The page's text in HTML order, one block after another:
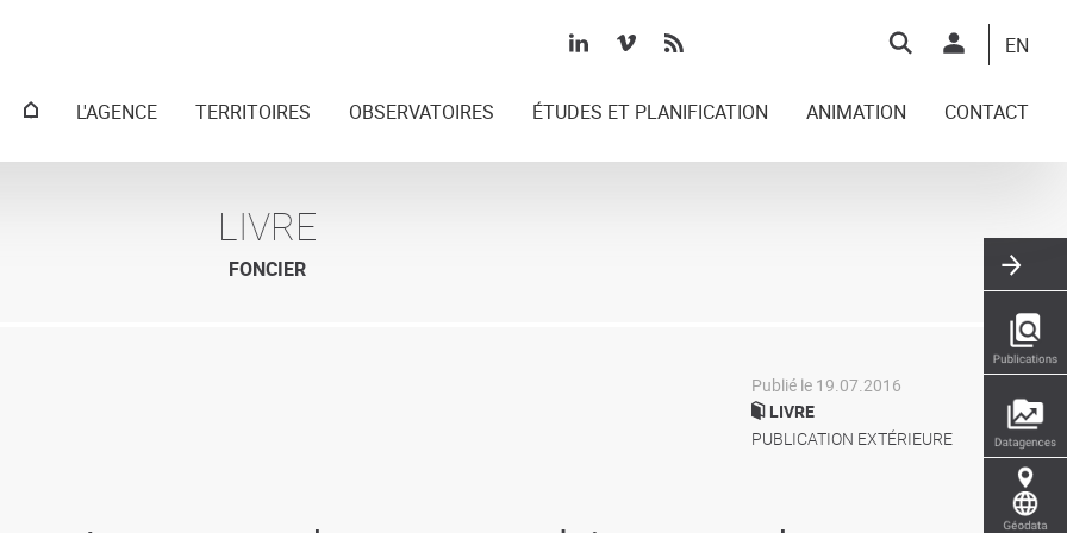
Top
EN
MenuL'AGENCE TERRITOIRES OBSERVATOIRES ÉTUDES ET PLANIFICATION ANIMATION CONTACT
LIVRE
FONCIER
Publié le 19.07.2016
LIVRE
PUBLICATION EXTÉRIEURE